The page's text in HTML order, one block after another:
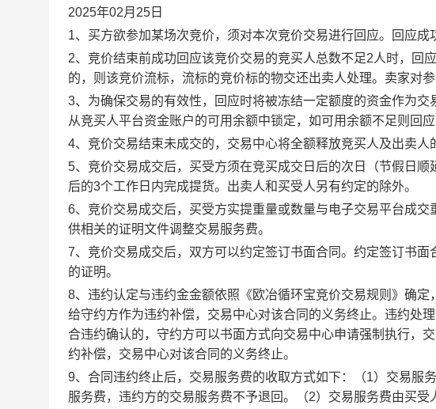
2025年02月25日
1、买方欲参加某场次竞价，须对本次竞价交易进行回应。回应成
2、竞价结束前成功回应该竞价交易的竞买人总数不足2人时，回
的，则该竞价流标，流标的竞价标的物交还出卖人处理。卖家对参
3、为确保交易的有效性，回应时将被冻结一定额度的资金作为
从竞买人平台资金账户的可用余额中锁定，如可用余额不足则回应
4、竞价交易结束未成交的，交易中心将全额释放竞买人及出卖人
5、竞价交易成交后，买受方须在竞买成交日后的次日（节假日
后的3个工作日内完成提货。出卖人和买受人另有约定的除外。
6、竞价交易成交后，买受方实提重量或数量与电子交易平台成
供相关的证明文件调整交易服务费。
7、竞价交易成交后，双方可以约定签订书面合同。约定签订书
的证明。
8、违约认定与违约金金额依照《欧冶循环宝竞价交易规则》确
给守约方作为违约补偿，交易中心对该合同的义务终止。违约处
合违约确认的，守约方可以书面方式向交易中心申请强制执行，
约补偿，交易中心对该合同的义务终止。
9、合同违约终止后，交易服务费的收取方式如下：（1）交易服
服务费，违约方的交易服务费不予退回。（2）交易服务费由买